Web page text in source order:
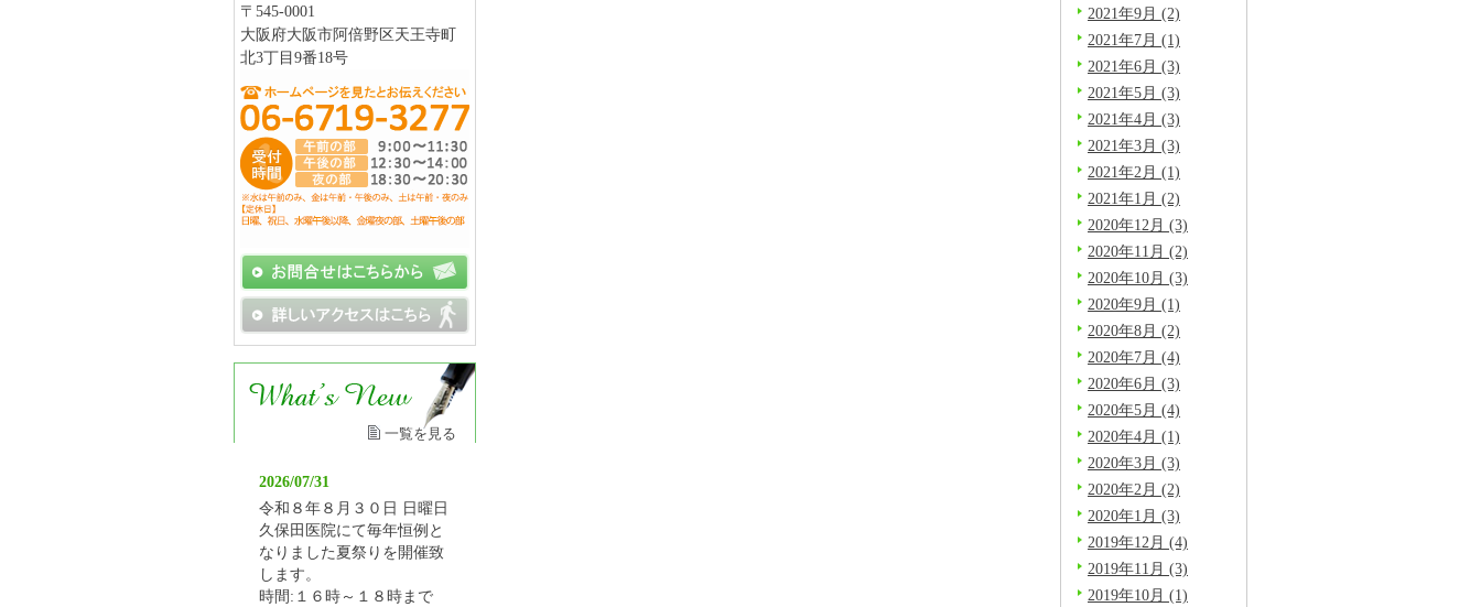
2021年9月 (2)
2021年7月 (1)
2021年6月 (3)
2021年5月 (3)
2021年4月 (3)
2021年3月 (3)
2021年2月 (1)
2021年1月 (2)
2020年12月 (3)
2020年11月 (2)
2020年10月 (3)
2020年9月 (1)
2020年8月 (2)
2020年7月 (4)
2020年6月 (3)
2020年5月 (4)
2020年4月 (1)
2020年3月 (3)
2020年2月 (2)
2020年1月 (3)
2019年12月 (4)
2019年11月 (3)
2019年10月 (1)
〒545-0001
大阪府大阪市阿倍野区天王寺町
北3丁目9番18号
一覧を見る
2026/07/31
令和８年８月３０日 日曜日
久保田医院にて毎年恒例と
なりました夏祭りを開催致
します。
時間:１６時～１８時まで